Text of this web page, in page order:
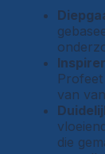
van
die